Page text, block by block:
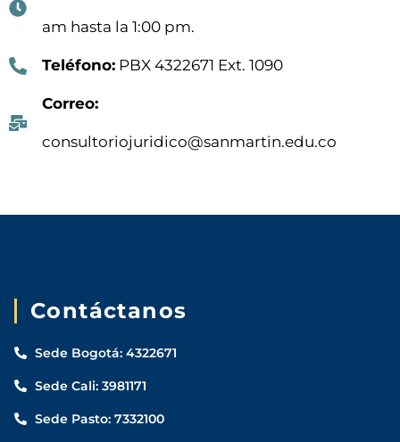
am hasta la 1:00 pm.
Teléfono: PBX 4322671 Ext. 1090
Correo:
consultoriojuridico@sanmartin.edu.co
Contáctanos
Sede Bogotá: 4322671
Sede Cali: 3981171
Sede Pasto: 7332100